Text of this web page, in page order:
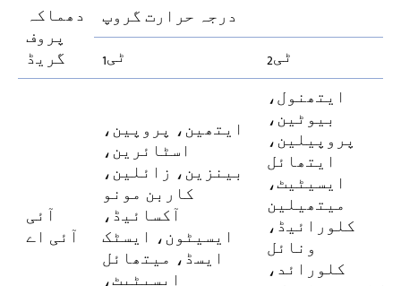
دھماکہ
پروف
گریڈ
درجہ حرارت گروپ
ٹی1 ٹی2
آئی
آئی اے
ایتھین، پروپین،
اسٹائرین،
بینزین، زائلین،
کاربن مونو
آکسائیڈ،
ایسیٹون، ایسٹک
ایسڈ، میتھائل
ایسیٹیٹ،
ایتھنول،
بیوٹین،
پروپیلین،
ایتھائل
ایسیٹیٹ،
میتھیلین
کلورائیڈ،
ونائل
کلورائد،